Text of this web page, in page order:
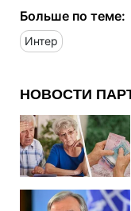
Больше по теме:
Интер